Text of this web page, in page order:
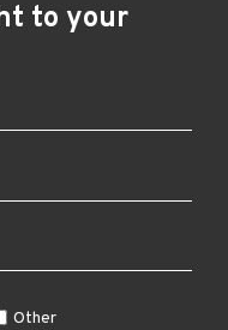
to your
Other